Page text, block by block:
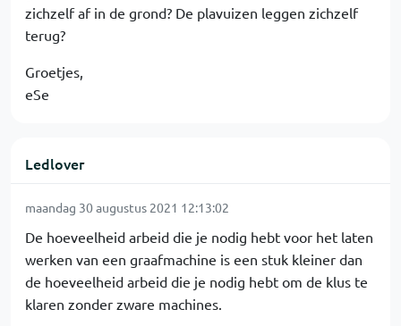
zichzelf af in de grond? De plavuizen leggen zichzelf
terug?
Groetjes,
eSe
Ledlover
maandag 30 augustus 2021 12:13:02
De hoeveelheid arbeid die je nodig hebt voor het laten
werken van een graafmachine is een stuk kleiner dan
de hoeveelheid arbeid die je nodig hebt om de klus te
klaren zonder zware machines.